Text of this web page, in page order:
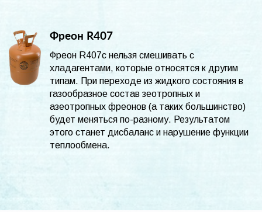
Фреон R407
Фреон R407c нельзя смешивать с
хладагентами, которые относятся к другим
типам. При переходе из жидкого состояния в
газообразное состав зеотропных и
азеотропных фреонов (а таких большинство)
будет меняться по-разному. Результатом
этого станет дисбаланс и нарушение функции
теплообмена.